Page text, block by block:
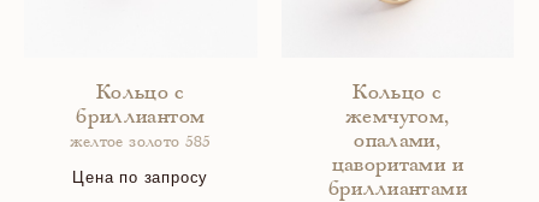
Кольцо с
бриллиантом
желтое золото 585
Цена по запросу
Кольцо с
жемчугом,
опалами,
цаворитами и
бриллиантами